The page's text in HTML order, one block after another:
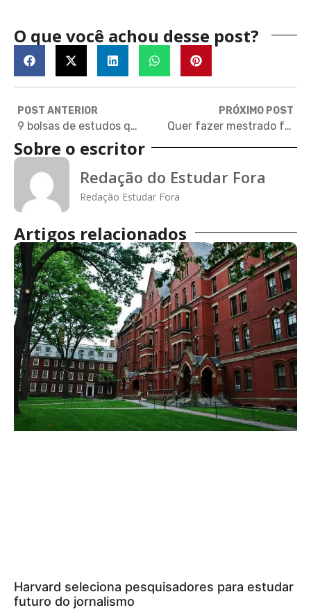
O que você achou desse post?
POST ANTERIOR
9 bolsas de estudos que encerram inscrições em outubro
PRÓXIMO POST
Quer fazer mestrado fora do Brasil? Veja como se preparar!
Sobre o escritor
Redação do Estudar Fora
Redação Estudar Fora
Artigos relacionados
Harvard seleciona pesquisadores para estudar
futuro do jornalismo